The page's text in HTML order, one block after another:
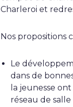
Charleroi et
Nos propositions
Le
dans de
la jeunesse
réseau de